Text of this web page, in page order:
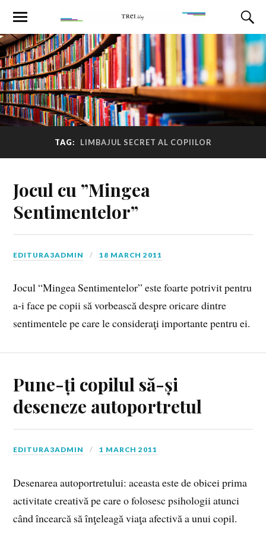
TAG: LIMBAJUL SECRET AL COPIILOR
Jocul cu ”Mingea
Sentimentelor”
EDITURA3ADMIN 18 MARCH 2011
Jocul “Mingea Sentimentelor” este foarte potrivit pentru
a-i face pe copii să vorbească despre oricare dintre
sentimentele pe care le consideraţi importante pentru ei.
Pune-ți copilul să-și
deseneze autoportretul
EDITURA3ADMIN 1 MARCH 2011
Desenarea autoportretului: aceasta este de obicei prima
activitate creativă pe care o folosesc psihologii atunci
când încearcă să înţeleagă viaţa afectivă a unui copil.